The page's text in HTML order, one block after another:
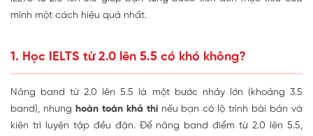
mình một cách hiệu quả nhất.
1. Học IELTS từ 2.0 lên 5.5 có khó không?
Nâng band từ 2.0 lên 5.5 là một bước nhảy lớn (khoảng 3.5
band), nhưng hoàn toàn khả thinếu bạn có lộ trình bài bản và
kiên trì luyện tập đều đặn. Để nâng band điểm từ 2.0 lên 5.5,